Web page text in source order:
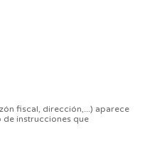
fiscal, dirección,...) aparece
instrucciones que